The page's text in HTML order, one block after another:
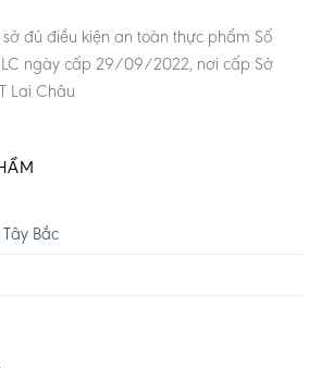
đủ điều kiện an toàn thực phẩm Số
ngày cấp 29/09/2022, nơi cấp Sở
Lai Châu
Bắc